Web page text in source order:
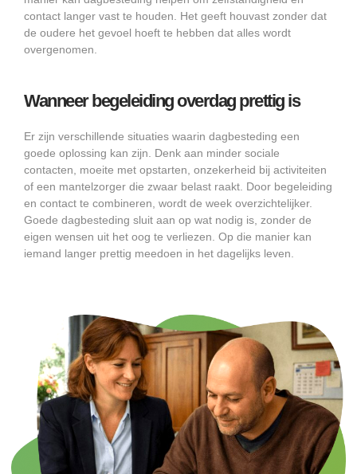
contact langer vast te houden. Het geeft houvast zonder dat
de oudere het gevoel hoeft te hebben dat alles wordt
overgenomen.
Wanneer begeleiding overdag prettig is
Er zijn verschillende situaties waarin dagbesteding een
goede oplossing kan zijn. Denk aan minder sociale
contacten, moeite met opstarten, onzekerheid bij activiteiten
of een mantelzorger die zwaar belast raakt. Door begeleiding
en contact te combineren, wordt de week overzichtelijker.
Goede dagbesteding sluit aan op wat nodig is, zonder de
eigen wensen uit het oog te verliezen. Op die manier kan
iemand langer prettig meedoen in het dagelijks leven.